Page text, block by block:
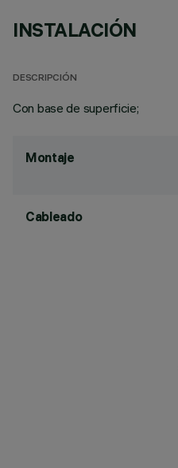
INSTALACIÓN
DESCRIPCIÓN
Con base de superficie;
Montaje
Cableado